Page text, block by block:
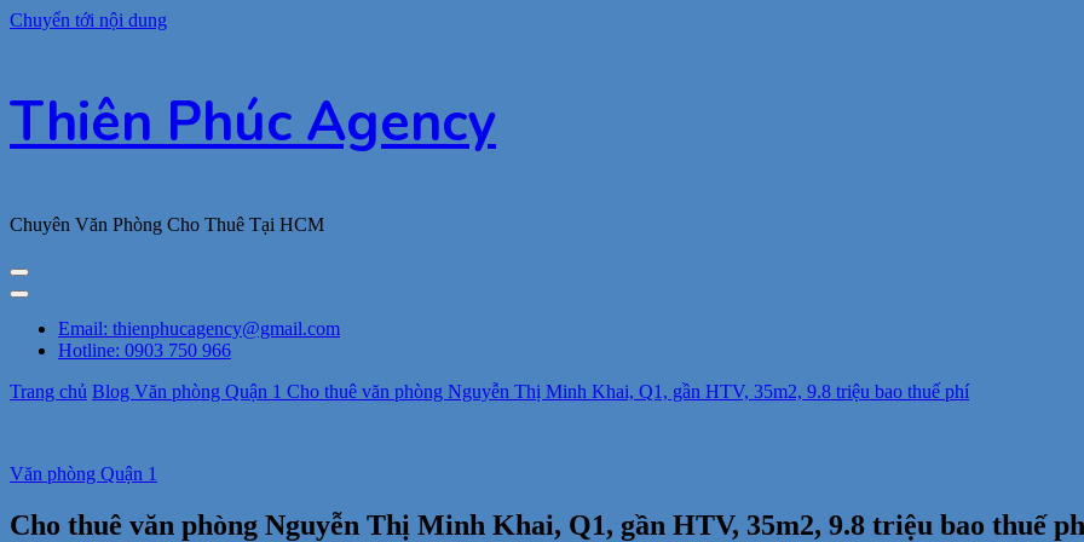
Chuyển tới nội dung
Thiên Phúc Agency
Chuyên Văn Phòng Cho Thuê Tại HCM
Email: thienphucagency@gmail.com
Hotline: 0903 750 966
Trang chủ Blog Văn phòng Quận 1 Cho thuê văn phòng Nguyễn Thị Minh Khai, Q1, gần HTV, 35m2, 9.8 triệu bao thuế phí
Văn phòng Quận 1
Cho thuê văn phòng Nguyễn Thị Minh Khai, Q1, gần HTV, 35m2, 9.8 triệu bao thuế